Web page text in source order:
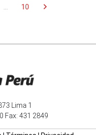
10 chevron_right
Lima 1
Fax: 431 2849